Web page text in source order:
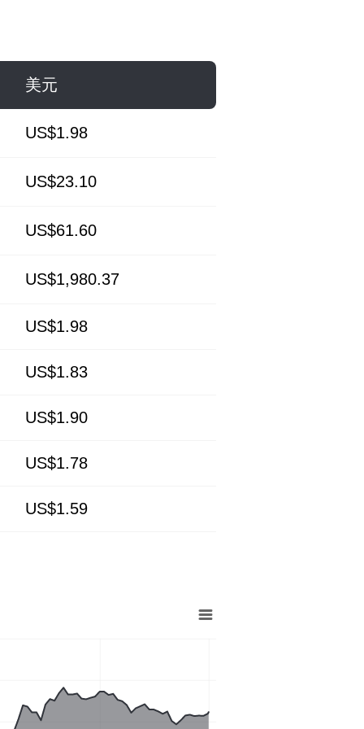
美元
US$1.98
US$23.10
US$61.60
US$1,980.37
US$1.98
US$1.83
US$1.90
US$1.78
US$1.59